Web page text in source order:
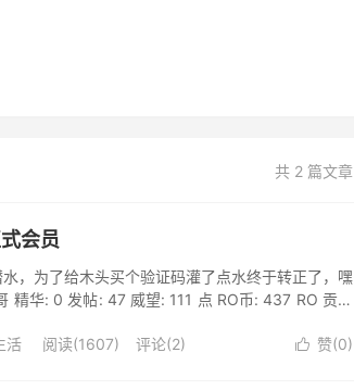
共 2 篇文章
会员
，为了给木头买个验证码灌了点水终于转正了，嘿
精华: 0 发帖: 47 威望: 111 点 RO币: 437 RO 贡献
 赞(0)
活 阅读(1607) 评论(2)